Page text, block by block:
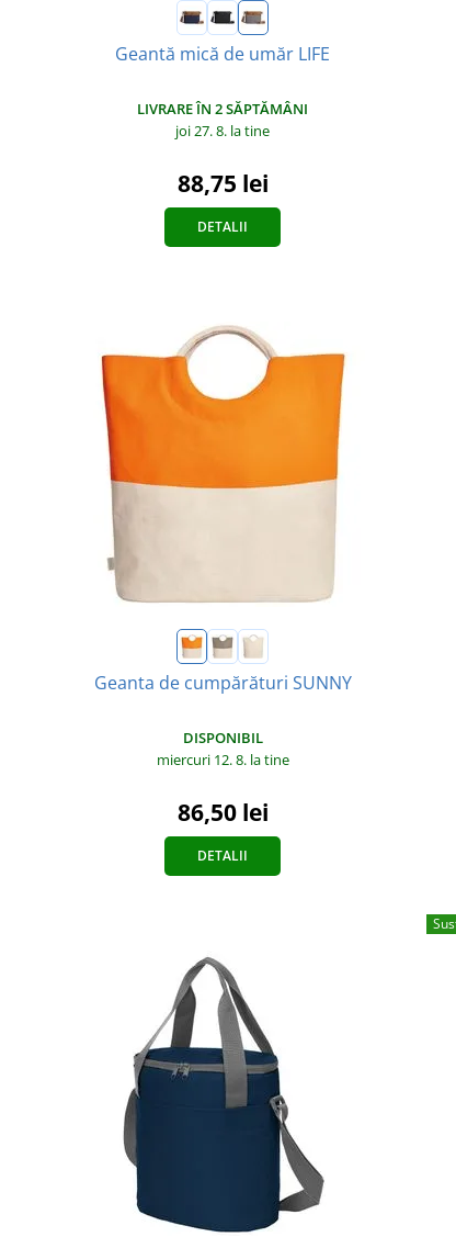
Geantă mică de umăr LIFE
LIVRARE ÎN 2 SĂPTĂMÂNI
joi 27. 8. la tine
88,75 lei
DETALII
Geanta de cumpărături SUNNY
DISPONIBIL
miercuri 12. 8. la tine
86,50 lei
DETALII